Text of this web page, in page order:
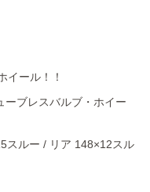
イール！！
ーブレスバルブ・ホイー
スルー / リア 148×12スル